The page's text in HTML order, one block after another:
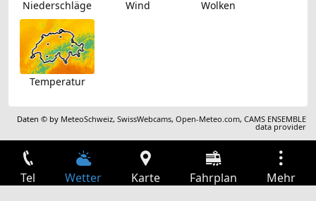
Niederschläge Wind Wolken
Temperatur
Daten © by MeteoSchweiz,SwissWebcams,Open-Meteo.com,CAMS ENSEMBLE
data provider
Tel Wetter Karte Fahrplan Mehr